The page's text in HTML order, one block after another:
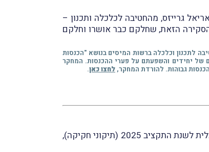
גרייזס, מהחטיבה לכלכלה ותכנון –
הזאת, שחלקם כבר אושרו וחלקם
מהחטיבה לתכנון וכלכלה ברשות המיסים בנושא "הכנסות
של יחידים והשפעתם על פערי ההכנסות. המחקר
גבוהות. להורדת המחקר, לחצו כאן.
במבזק מס' 2123 מיום 30.3.2025 דיווחנו על פרסומו ברשומות של החוק להשגת יעדי התקציב וליישום המדיניות הכלכלית לשנת התקציב 2025 (תיקוני חקיקה),